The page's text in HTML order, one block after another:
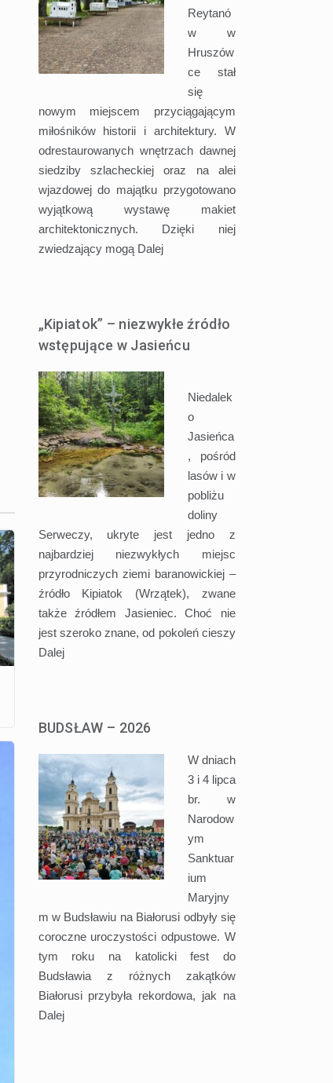
Reytanó
w w
Hruszów
ce stał
się
nowym miejscem przyciągającym
miłośników historii i architektury. W
odrestaurowanych wnętrzach dawnej
siedziby szlacheckiej oraz na alei
wjazdowej do majątku przygotowano
wyjątkową wystawę makiet
architektonicznych. Dzięki niej
zwiedzający mogą Dalej
„Kipiatok” – niezwykłe źródło
wstępujące w Jasieńcu
Niedalek
o
Jasieńca
, pośród
lasów i w
pobliżu
doliny
Serweczy, ukryte jest jedno z
najbardziej niezwykłych miejsc
przyrodniczych ziemi baranowickiej –
źródło Kipiatok (Wrzątek), zwane
także źródłem Jasieniec. Choć nie
jest szeroko znane, od pokoleń cieszy
Dalej
BUDSŁAW – 2026
W dniach
3 i 4 lipca
br. w
Narodow
ym
Sanktuar
ium
Maryjny
m w Budsławiu na Białorusi odbyły się
coroczne uroczystości odpustowe. W
tym roku na katolicki fest do
Budsławia z różnych zakątków
Białorusi przybyła rekordowa, jak na
Dalej